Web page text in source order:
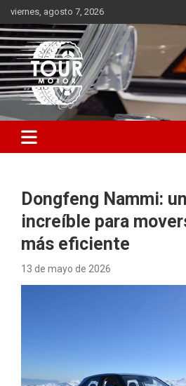
Saltar
al
contenido
viernes, agosto 7, 2026
Tour Motor
Plataforma de contenido audiovisual
Dongfeng Nammi:
increíble para
más eficiente
13 de mayo de 2026